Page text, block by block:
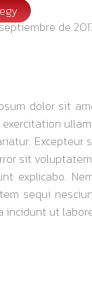
de
dolor sit
sit
explicabo.
sequi
incidunt ut